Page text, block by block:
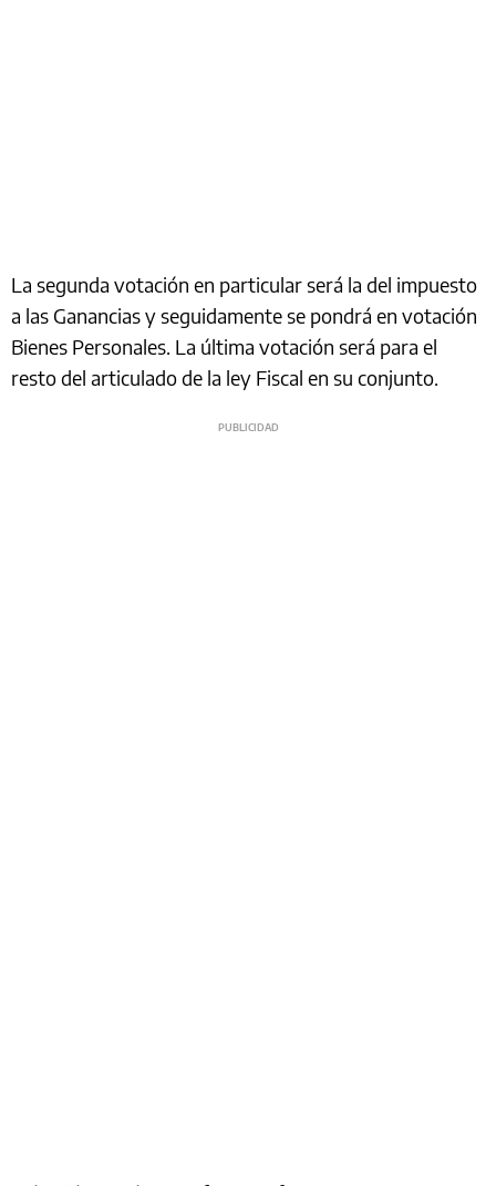
La segunda votación en particular será la del impuesto
a las Ganancias y seguidamente se pondrá en votación
Bienes Personales. La última votación será para el
resto del articulado de la ley Fiscal en su conjunto.